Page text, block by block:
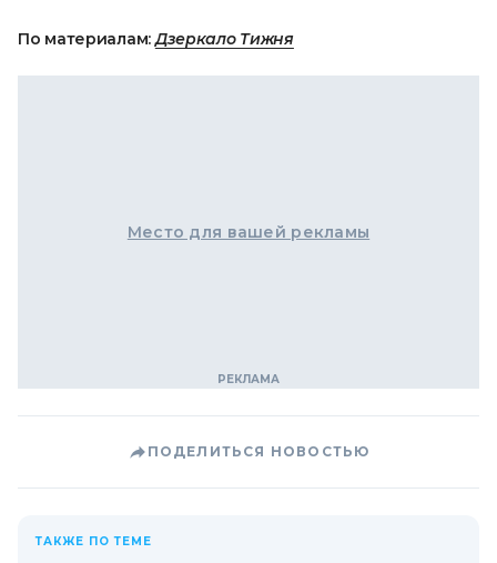
По материалам:Дзеркало Тижня
Место для вашей рекламы
ПОДЕЛИТЬСЯ НОВОСТЬЮ
ТАКЖЕ ПО ТЕМЕ